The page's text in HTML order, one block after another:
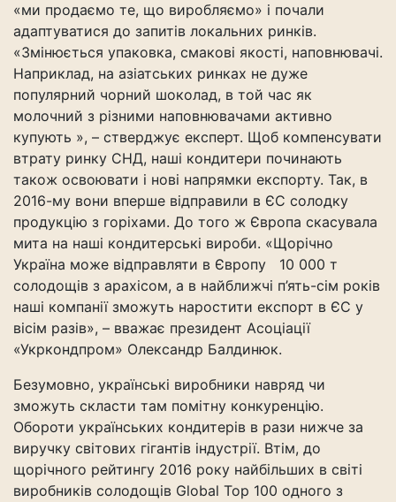
«ми продаємо те, що виробляємо» і почали
адаптуватися до запитів локальних ринків.
«Змінюється упаковка, смакові якості, наповнювачі.
Наприклад, на азіатських ринках не дуже
популярний чорний шоколад, в той час як
молочний з різними наповнювачами активно
купують », – стверджує експерт. Щоб компенсувати
втрату ринку СНД, наші кондитери починають
також освоювати і нові напрямки експорту. Так, в
2016-му вони вперше відправили в ЄС солодку
продукцію з горіхами. До того ж Європа скасувала
мита на наші кондитерські вироби. «Щорічно
Україна може відправляти в Європу 10 000 т
солодощів з арахісом, а в найближчі п’ять-сім років
наші компанії зможуть наростити експорт в ЄС у
вісім разів», – вважає президент Асоціації
«Укркондпром» Олександр Балдинюк.
Безумовно, українські виробники навряд чи
зможуть скласти там помітну конкуренцію.
Обороти українських кондитерів в рази нижче за
виручку світових гігантів індустрії. Втім, до
щорічного рейтингу 2016 року найбільших в світі
виробників солодощів Global Top 100 одного з